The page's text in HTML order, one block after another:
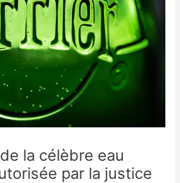
la célèbre eau
par la justice